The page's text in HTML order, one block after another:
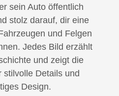
sein Auto öffentlich
stolz darauf, dir eine
und Felgen
Jedes Bild erzählt
und zeigt die
stilvolle Details und
Design.